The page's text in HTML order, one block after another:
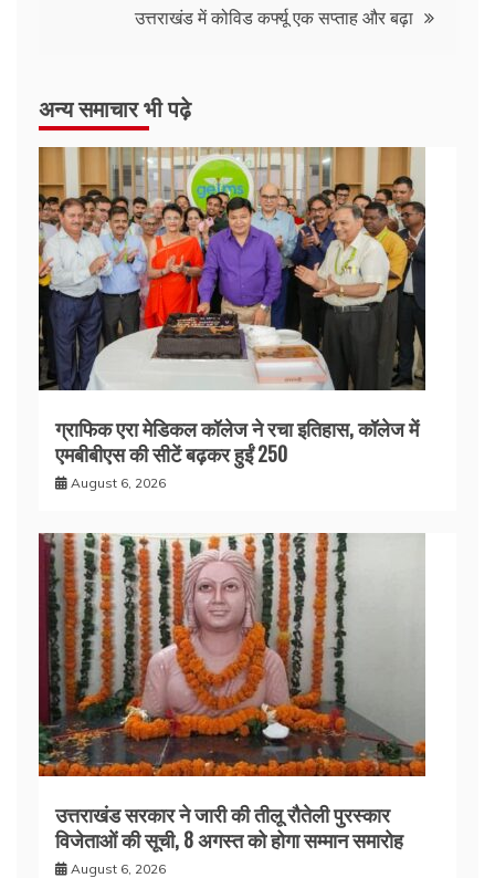
उत्तराखंड में कोविड कर्फ्यू एक सप्ताह और बढ़ा
अन्य समाचार भी पढ़े
ग्राफिक एरा मेडिकल कॉलेज ने रचा इतिहास, कॉलेज में
एमबीबीएस की सीटें बढ़कर हुईं 250
August 6, 2026
उत्तराखंड सरकार ने जारी की तीलू रौतेली पुरस्कार
विजेताओं की सूची, 8 अगस्त को होगा सम्मान समारोह
August 6, 2026